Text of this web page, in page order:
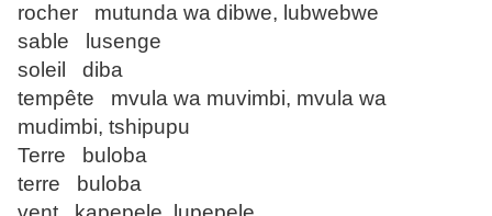
rocher mutunda wa dibwe, lubwebwe
sable lusenge
soleil diba
tempête mvula wa muvimbi, mvula wa
mudimbi, tshipupu
Terre buloba
terre buloba